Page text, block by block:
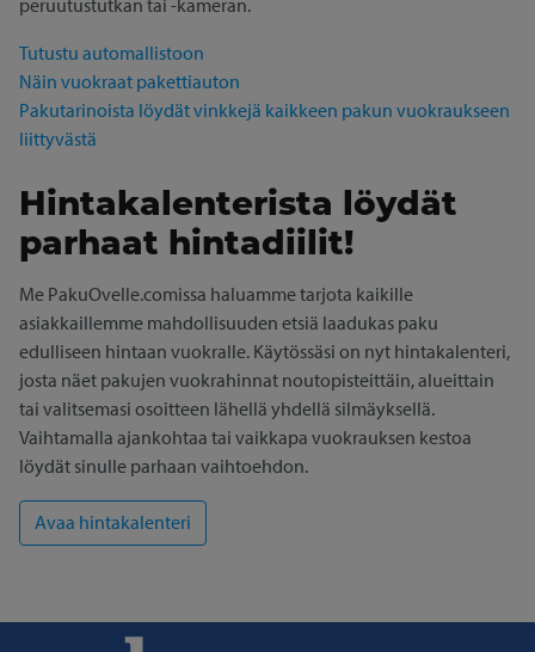
peruutustutkan tai -kameran.
Tutustu automallistoon
Näin vuokraat pakettiauton
Pakutarinoista löydät vinkkejä kaikkeen pakun vuokraukseen
liittyvästä
Hintakalenterista löydät
parhaat hintadiilit!
Me PakuOvelle.comissa haluamme tarjota kaikille
asiakkaillemme mahdollisuuden etsiä laadukas paku
edulliseen hintaan vuokralle. Käytössäsi on nyt hintakalenteri,
josta näet pakujen vuokrahinnat noutopisteittäin, alueittain
tai valitsemasi osoitteen lähellä yhdellä silmäyksellä.
Vaihtamalla ajankohtaa tai vaikkapa vuokrauksen kestoa
löydät sinulle parhaan vaihtoehdon.